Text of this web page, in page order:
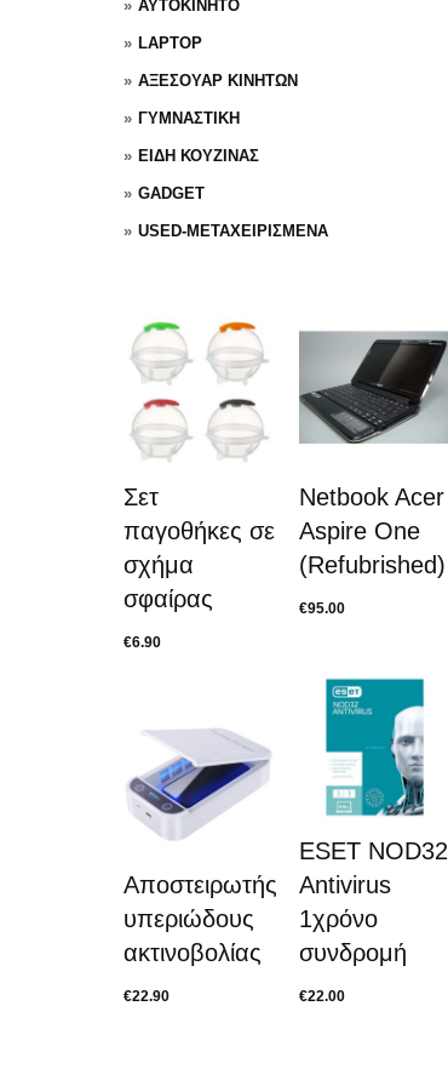
ΑΥΤΟΚΙΝΗΤΟ
LAPTOP
ΑΞΕΣΟΥΑΡ ΚΙΝΗΤΩΝ
ΓΥΜΝΑΣΤΙΚΗ
ΕΙΔΗ ΚΟΥΖΙΝΑΣ
GADGET
USED-ΜΕΤΑΧΕΙΡΙΣΜΕΝΑ
Σετ
παγοθήκες σε
σχήμα
σφαίρας
€6.90
Αποστειρωτής
υπεριώδους
ακτινοβολίας
€22.90
Netbook Acer
Aspire One
(Refubrished)
€95.00
ESET NOD32
Antivirus
1χρόνο
συνδρομή
€22.00